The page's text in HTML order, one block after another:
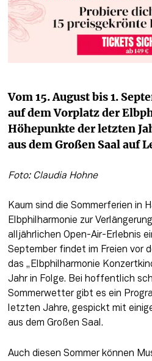
Vom 15. August bis 1.
auf dem Vorplatz der
Höhepunkte der letzten
aus dem Großen Saal auf
Foto: Claudia Hohne
Kaum sind die Sommerferien in
Elbphilharmonie zur
alljährlichen Open-Air-Erlebnis
September findet im Freien vor
das „Elbphilharmonie
Jahr in Folge. Bei hoffentlich
Sommerwetter gibt es ein
letzten Jahre, gespickt mit
aus dem Großen Saal.
Auch diesen Sommer können